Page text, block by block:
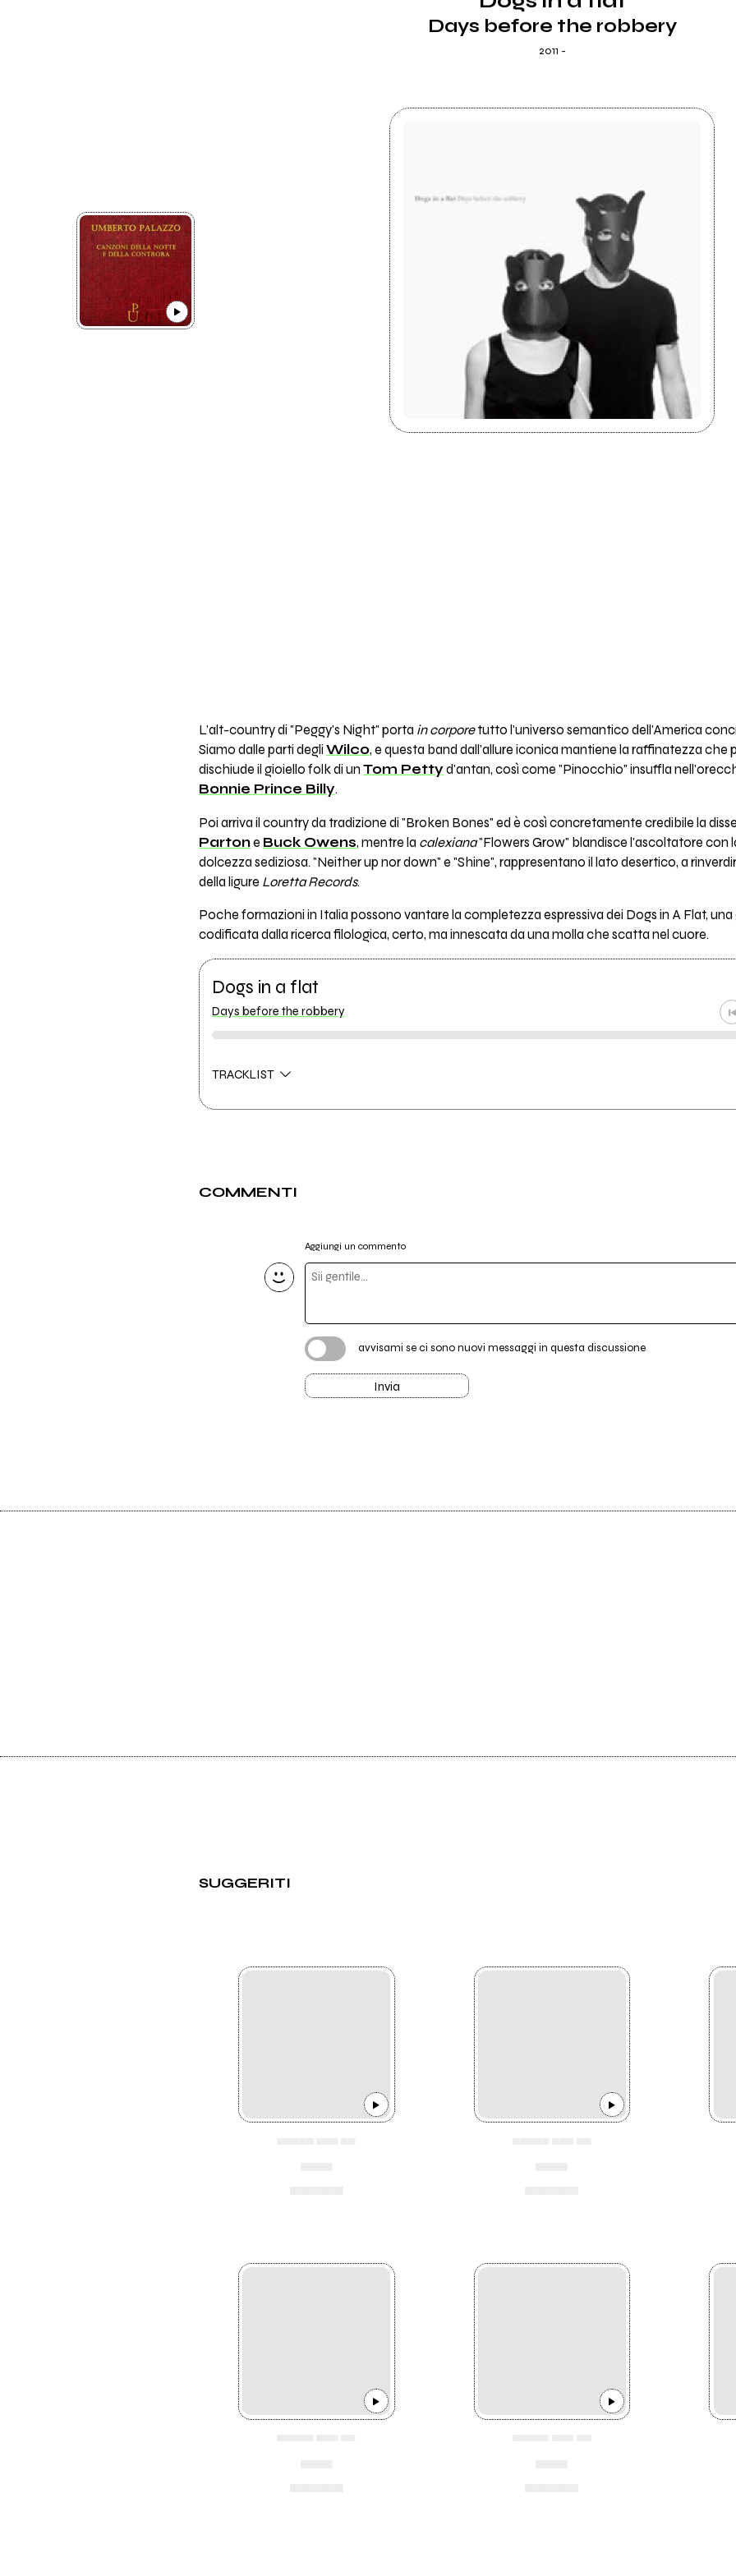
Days before the robbery
2011 -
L'alt-country di "Peggy's Night" porta in corporetutto l'universo semantico dell'America
Siamo dalle parti degli Wilco, e questa band dall'allure iconica mantiene la raffinatezza che
dischiude il gioiello folk di un Tom Petty d'antan, così come "Pinocchio" insuffla
Bonnie Prince Billy.
Poi arriva il country da tradizione di "Broken Bones" ed è così concretamente credibile la
Partone Buck Owens, mentre la calexiana"Flowers Grow" blandisce l'ascoltatore con
dolcezza sediziosa. "Neither up nor down" e "Shine", rappresentano il lato desertico, a
della ligure Loretta Records.
Poche formazioni in Italia possono vantare la completezza espressiva dei Dogs in A Flat,
codificata dalla ricerca filologica, certo, ma innescata da una molla che scatta nel cuore.
Dogs in a flat
Days before the robbery
TRACKLIST
COMMENTI
Aggiungi un commento
avvisami se ci sono nuovi messaggi in questa discussione
Invia
SUGGERITI